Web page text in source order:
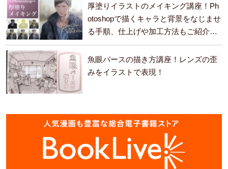
厚塗りイラストのメイキング講座！Ph
otoshopで描くキャラと背景をなじませ
る手順、仕上げや加工方法もご紹介し
ます。
魚眼パースの描き方講座！レンズの歪
みをイラストで表現！